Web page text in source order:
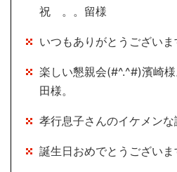
祝 。。留様
いつもありがとうござい
楽しい懇親会(#^.^#)濱崎
田様。
孝行息子さんのイケメン
誕生日おめでとうござい